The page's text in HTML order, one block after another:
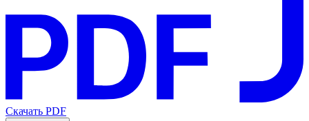
Скачать PDF